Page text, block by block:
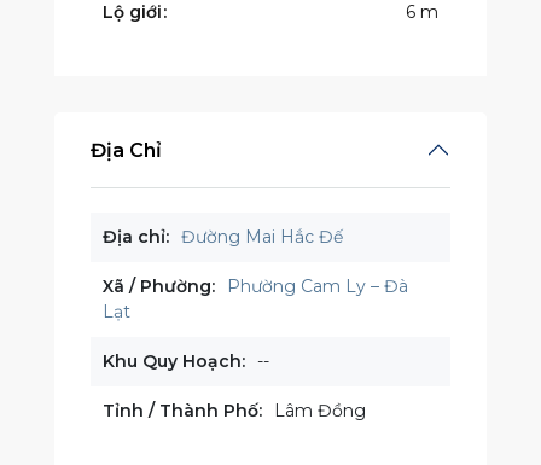
Lộ giới 6 m
Địa Chỉ
Địa chỉ: Đường Mai Hắc Đế
Xã / Phường:
Phường Cam Ly – Đà
Lạt
Khu Quy Hoạch: --
Tỉnh / Thành Phố: Lâm Đồng